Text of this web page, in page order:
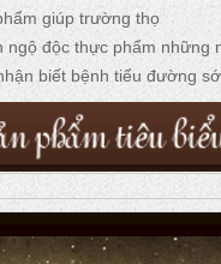
giúp trường thọ
ngộ độc thực phẩm những
biết bệnh tiểu đường